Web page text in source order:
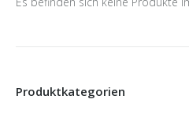
Produktkategorien